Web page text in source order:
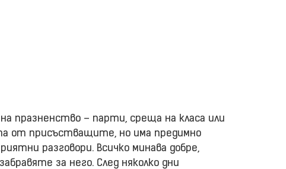
празненство – парти, среща на класа или
от присъстващите, но има предимно
разговори. Всичко минава добре,
за него. След няколко дни